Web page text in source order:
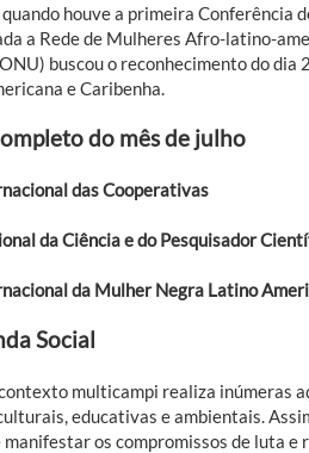
houve a primeira
a Rede de Mulheres Afro-latino-
buscou o reconhecimento do
e Caribenha.
do mês de julho
das Cooperativas
da Ciência e do Pesquisador
da Mulher Negra Latino
Social
multicampi realiza inúmeras
educativas e ambientais.
os compromissos de luta e